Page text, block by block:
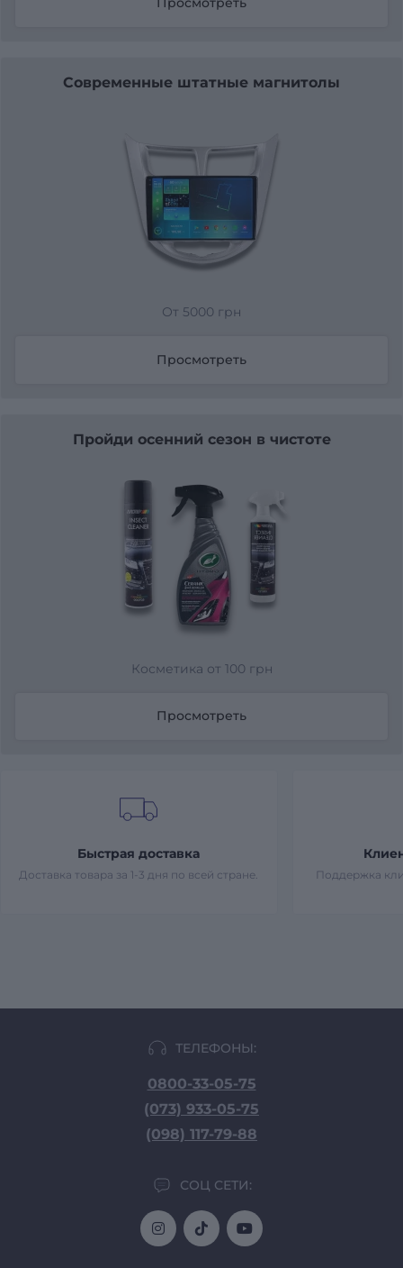
Современные штатные магнитолы
От 5000 грн
Просмотреть
Пройди осенний сезон в чистоте
Косметика от 100 грн
Просмотреть
Быстрая доставка
Доставка товара за 1-3 дня по всей стране. Поддержка
ТЕЛЕФОНЫ:
0800-33-05-75
(073) 933-05-75
(098) 117-79-88
СОЦ СЕТИ: